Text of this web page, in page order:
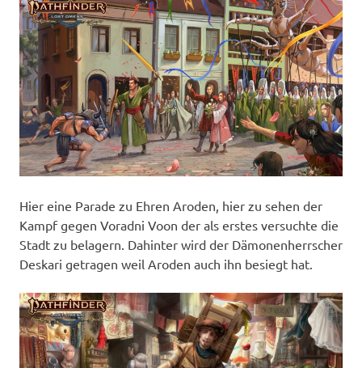
Hier eine Parade zu Ehren Aroden, hier zu sehen der
Kampf gegen Voradni Voon der als erstes versuchte die
Stadt zu belagern. Dahinter wird der Dämonenherrscher
Deskari getragen weil Aroden auch ihn besiegt hat.